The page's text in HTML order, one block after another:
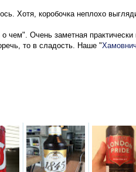
Хотя, коробочка неплохо
чем". Очень заметная практически
то в сладость. Наше "